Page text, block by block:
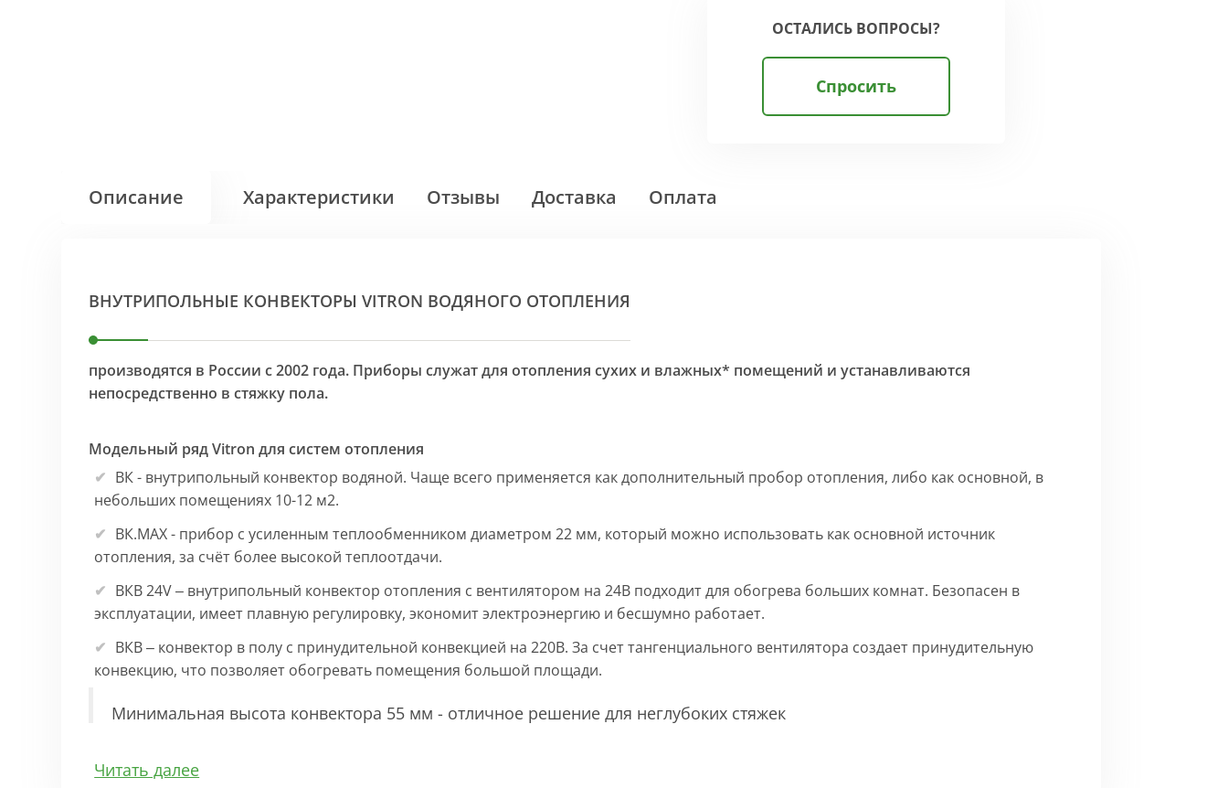
ОСТАЛИСЬ ВОПРОСЫ?
Спросить
Описание Характеристики Отзывы Доставка Оплата
ВНУТРИПОЛЬНЫЕ КОНВЕКТОРЫ VITRON ВОДЯНОГО ОТОПЛЕНИЯ
производятся в России с 2002 года. Приборы служат для отопления сухих и влажных* помещений и устанавливаются
непосредственно в стяжку пола.
Модельный ряд Vitron для систем отопления
ВК - внутрипольный конвектор водяной. Чаще всего применяется как дополнительный пробор отопления, либо как основной, в
небольших помещениях 10-12 м2.
ВК.МАХ - прибор с усиленным теплообменником диаметром 22 мм, который можно использовать как основной источник
отопления, за счёт более высокой теплоотдачи.
ВКВ 24V – внутрипольный конвектор отопления с вентилятором на 24В подходит для обогрева больших комнат. Безопасен в
эксплуатации, имеет плавную регулировку, экономит электроэнергию и бесшумно работает.
ВКВ – конвектор в полу с принудительной конвекцией на 220В. За счет тангенциального вентилятора создает принудительную
конвекцию, что позволяет обогревать помещения большой площади.
Минимальная высота конвектора 55 мм - отличное решение для неглубоких стяжек
Особенности:
Читать далее